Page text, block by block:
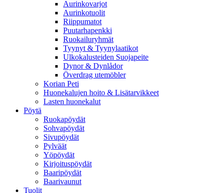
Aurinkovarjot
Aurinkotuolit
Riippumatot
Puutarhapenkki
Ruokailuryhmät
Tyynyt & Tyynylaatikot
Ulkokalusteiden Suojapeite
Dynor & Dynlådor
Överdrag utemöbler
Korian Peti
Huonekalujen hoito & Lisätarvikkeet
Lasten huonekalut
Pöytä
Ruokapöydät
Sohvapöydät
Sivupöydät
Pylväät
Yöpöydät
Kirjoituspöydät
Baaripöydät
Baarivaunut
Tuolit